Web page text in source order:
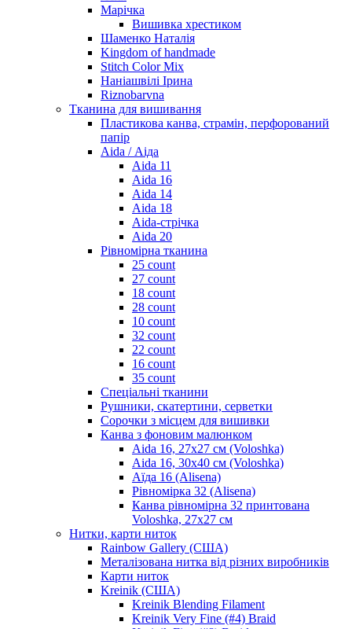
Марічка
Вишивка хрестиком
Шаменко Наталія
Kingdom of handmade
Stitch Color Mix
Наніашвілі Ірина
Riznobarvna
Тканина для вишивання
Пластикова канва, страмін, перфорований
папір
Aida / Аіда
Aida 11
Aida 16
Aida 14
Aida 18
Aida-стрічка
Aida 20
Рівномірна тканина
25 count
27 count
18 count
28 count
10 count
32 count
22 count
16 count
35 count
Спеціальні тканини
Рушники, скатертини, серветки
Сорочки з місцем для вишивки
Канва з фоновим малюнком
Aida 16, 27х27 см (Voloshka)
Aida 16, 30х40 см (Voloshka)
Аїда 16 (Alisena)
Рівномірка 32 (Alisena)
Канва рівномірна 32 принтована
Voloshka, 27х27 см
Нитки, карти ниток
Rainbow Gallery (США)
Металізована нитка від різних виробників
Карти ниток
Kreinik (США)
Kreinik Blending Filament
Kreinik Very Fine (#4) Braid